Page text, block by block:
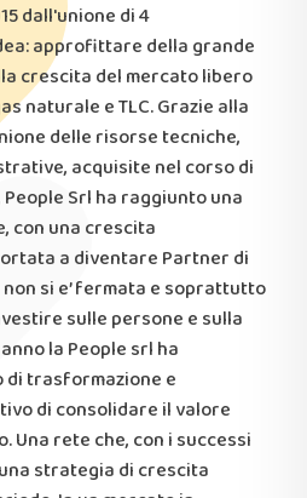
dall'unione di 4
approfittare della grande
crescita del mercato libero
naturale e TLC. Grazie alla
delle risorse tecniche,
acquisite nel corso di
Srl ha raggiunto una
con una crescita
a diventare Partner di
si e’ fermata e soprattutto
sulle persone e sulla
la People srl ha
trasformazione e
di consolidare il valore
Una rete che, con i successi
strategia di crescita